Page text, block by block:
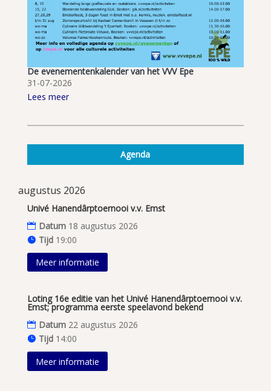
De evenementenkalender van het VVV Epe
31-07-2026
Lees meer
Agenda
augustus 2026
Univé Hanendârptoernooi v.v. Emst
Datum 18 augustus 2026
Tijd 19:00
Meer informatie
Loting 16e editie van het Univé Hanendârptoernooi v.v.
Emst; programma eerste speelavond bekend
Datum 22 augustus 2026
Tijd 14:00
Meer informatie